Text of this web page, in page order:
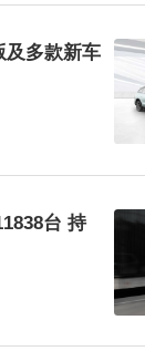
及多款新车
台 持